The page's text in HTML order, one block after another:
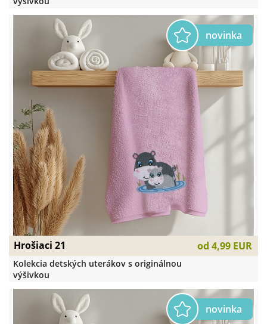
Hrošiaci 21 od 4,99 EUR
Kolekcia detských uterákov s originálnou
výšivkou